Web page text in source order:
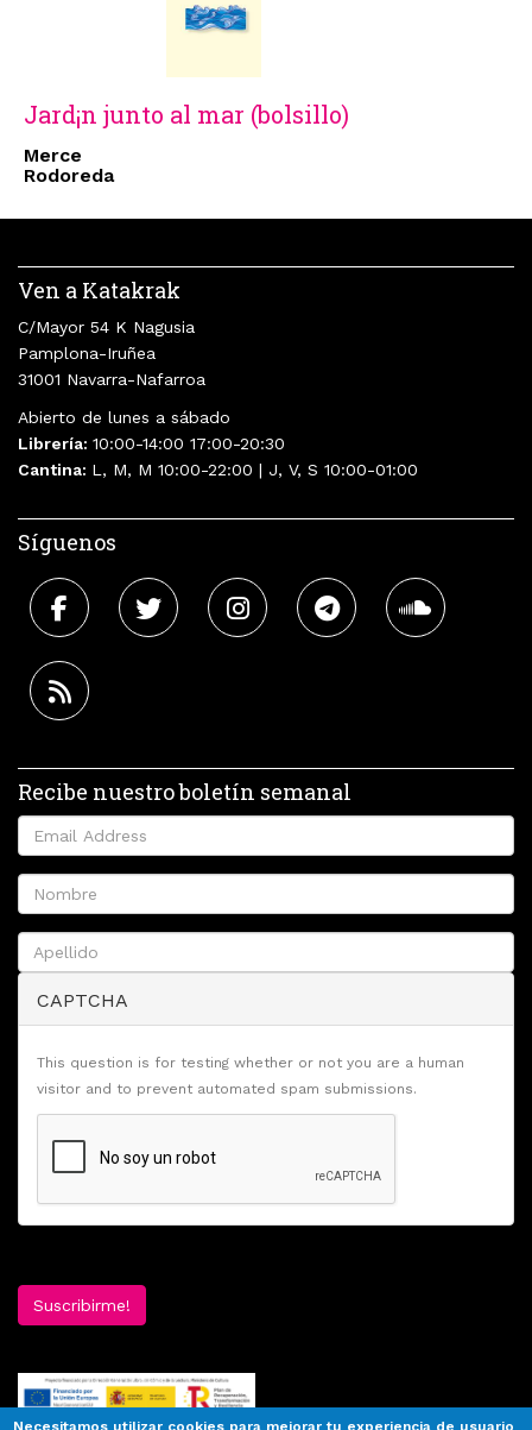
Jard¡n junto al mar (bolsillo)
Merce
Rodoreda
Ven a Katakrak
C/Mayor 54 K Nagusia
Pamplona-Iruñea
31001 Navarra-Nafarroa
Abierto de lunes a sábado
Librería: 10:00-14:00 17:00-20:30
Cantina: L, M, M 10:00-22:00 | J, V, S 10:00-01:00
Síguenos
Recibe nuestro boletín semanal
CAPTCHA
This question is for testing whether or not you are a human
visitor and to prevent automated spam submissions.
Suscribirme!
Necesitamos utilizar cookies para mejorar tu experiencia de usuario